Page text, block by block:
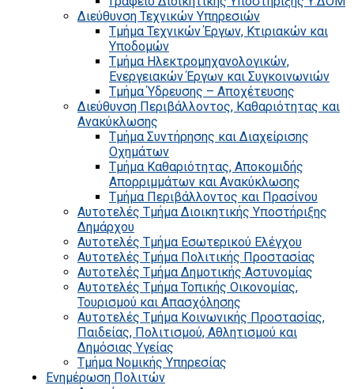
Διεύθυνση Τεχνικών Υπηρεσιών
Τμήμα Τεχνικών Έργων, Κτιριακών και
Υποδομών
Τμήμα Ηλεκτρομηχανολογικών,
Ενεργειακών Έργων και Συγκοινωνιών
Τμήμα Ύδρευσης – Αποχέτευσης
Διεύθυνση Περιβάλλοντος, Καθαριότητας και
Ανακύκλωσης
Τμήμα Συντήρησης και Διαχείρισης
Οχημάτων
Τμήμα Καθαριότητας, Αποκομιδής
Απορριμμάτων και Ανακύκλωσης
Τμήμα Περιβάλλοντος και Πρασίνου
Αυτοτελές Τμήμα Διοικητικής Υποστήριξης
Δημάρχου
Αυτοτελές Τμήμα Εσωτερικού Ελέγχου
Αυτοτελές Τμήμα Πολιτικής Προστασίας
Αυτοτελές Τμήμα Δημοτικής Αστυνομίας
Αυτοτελές Τμήμα Τοπικής Οικονομίας,
Τουρισμού και Απασχόλησης
Αυτοτελές Τμήμα Κοινωνικής Προστασίας,
Παιδείας, Πολιτισμού, Αθλητισμού και
Δημόσιας Υγείας
Τμήμα Νομικής Υπηρεσίας
Ενημέρωση Πολιτών